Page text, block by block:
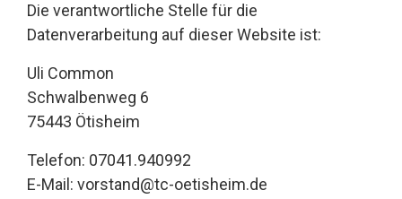
Die verantwortliche Stelle für die
Datenverarbeitung auf dieser Website ist:
Uli Common
Schwalbenweg 6
75443 Ötisheim
Telefon: 07041.940992
E-Mail: vorstand@tc-oetisheim.de